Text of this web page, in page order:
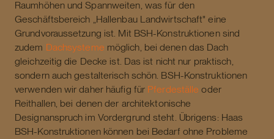
Raumhöhen und Spannweiten, was für den
Geschäftsbereich „Hallenbau Landwirtschaft" eine
Grundvoraussetzung ist. Mit BSH-Konstruktionen sind
zudem Dachsysteme möglich, bei denen das Dach
gleichzeitig die Decke ist. Das ist nicht nur praktisch,
sondern auch gestalterisch schön. BSH-Konstruktionen
verwenden wir daher häufig für Pferdeställe oder
Reithallen, bei denen der architektonische
Designanspruch im Vordergrund steht. Übrigens: Haas
BSH-Konstruktionen können bei Bedarf ohne Probleme